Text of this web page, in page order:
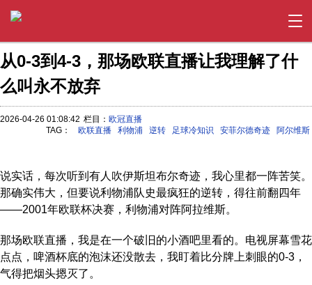
从0-3到4-3，那场欧联直播让我理解了什
么叫永不放弃
2026-04-26 01:08:42 栏目： 欧冠直播
TAG：
欧联直播 利物浦 逆转 足球冷知识 安菲尔德奇迹 阿尔维斯
说实话，每次听到有人吹伊斯坦布尔奇迹，我心里都一阵苦笑。
那确实伟大，但要说利物浦队史最疯狂的逆转，得往前翻四年
——2001年欧联杯决赛，利物浦对阵阿拉维斯。
那场欧联直播，我是在一个破旧的小酒吧里看的。电视屏幕雪花
点点，啤酒杯底的泡沫还没散去，我盯着比分牌上刺眼的0-3，
气得把烟头摁灭了。